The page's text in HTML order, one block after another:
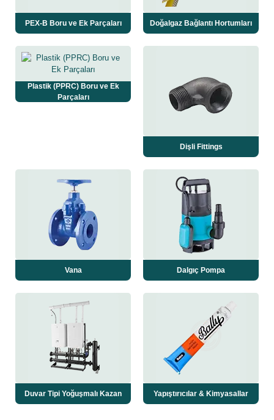
PEX-B Boru ve Ek Parçaları Doğalgaz Bağlantı Hortumları
Plastik (PPRC) Boru ve Ek
Parçaları
Dişli Fittings
Vana Dalgıç Pompa
Duvar Tipi Yoğuşmalı Kazan Yapıştırıcılar & Kimyasallar